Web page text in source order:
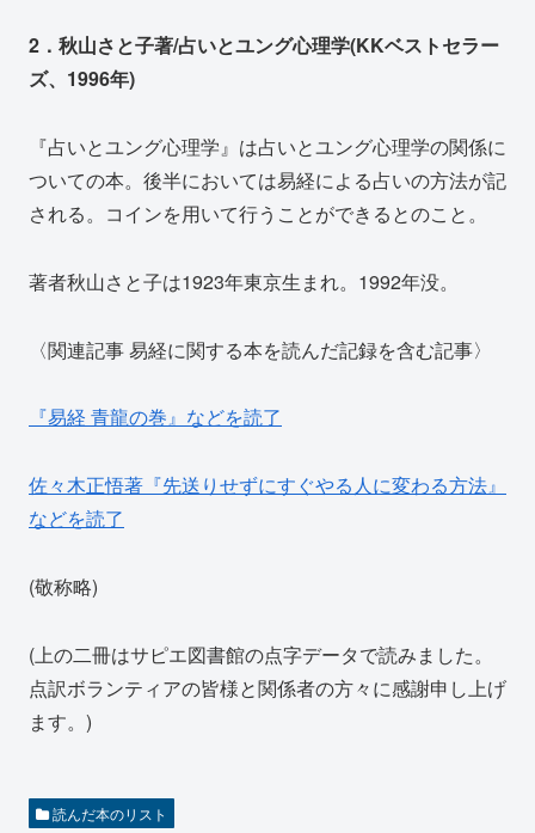
2．秋山さと子著/占いとユング心理学(KKベストセラー
ズ、1996年)
『占いとユング心理学』は占いとユング心理学の関係に
ついての本。後半においては易経による占いの方法が記
される。コインを用いて行うことができるとのこと。
著者秋山さと子は1923年東京生まれ。1992年没。
〈関連記事 易経に関する本を読んだ記録を含む記事〉
『易経 青龍の巻』などを読了
佐々木正悟著『先送りせずにすぐやる人に変わる方法』
などを読了
(敬称略)
(上の二冊はサピエ図書館の点字データで読みました。
点訳ボランティアの皆様と関係者の方々に感謝申し上げ
ます。)
読んだ本のリスト